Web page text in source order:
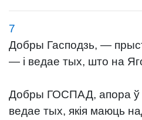
7
Добры Гасподзь, —
— і ведае тых, што на
Добры ГОСПАД, апора ў
ведае тых, якія маюць